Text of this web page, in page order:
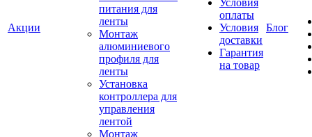
Акции
питания для
ленты
Монтаж
алюминиевого
профиля для
ленты
Установка
контроллера для
управления
лентой
Монтаж
Условия
оплаты
Условия
доставки
Гарантия
на товар
Блог